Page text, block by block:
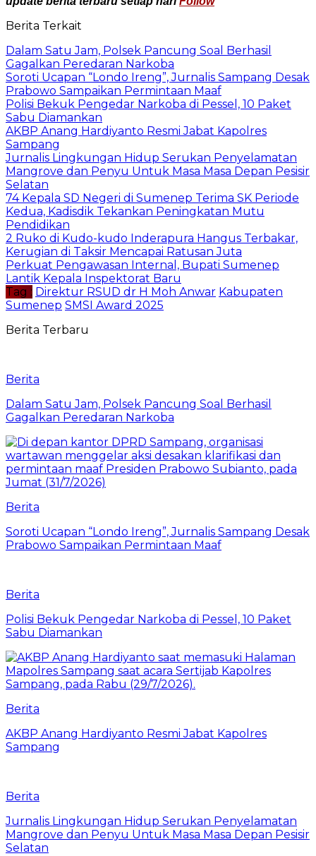
Berita Terkait
Dalam Satu Jam, Polsek Pancung Soal Berhasil
Gagalkan Peredaran Narkoba
Soroti Ucapan “Londo Ireng”, Jurnalis Sampang Desak
Prabowo Sampaikan Permintaan Maaf
Polisi Bekuk Pengedar Narkoba di Pessel, 10 Paket
Sabu Diamankan
AKBP Anang Hardiyanto Resmi Jabat Kapolres
Sampang
Jurnalis Lingkungan Hidup Serukan Penyelamatan
Mangrove dan Penyu Untuk Masa Masa Depan Pesisir
Selatan
74 Kepala SD Negeri di Sumenep Terima SK Periode
Kedua, Kadisdik Tekankan Peningkatan Mutu
Pendidikan
2 Ruko di Kudo-kudo Inderapura Hangus Terbakar,
Kerugian di Taksir Mencapai Ratusan Juta
Perkuat Pengawasan Internal, Bupati Sumenep
Lantik Kepala Inspektorat Baru
Tag : Direktur RSUD dr H Moh Anwar Kabupaten
Sumenep SMSI Award 2025
Berita Terbaru
Berita
Dalam Satu Jam, Polsek Pancung Soal Berhasil
Gagalkan Peredaran Narkoba
Berita
Soroti Ucapan “Londo Ireng”, Jurnalis Sampang Desak
Prabowo Sampaikan Permintaan Maaf
Berita
Polisi Bekuk Pengedar Narkoba di Pessel, 10 Paket
Sabu Diamankan
Berita
AKBP Anang Hardiyanto Resmi Jabat Kapolres
Sampang
Berita
Jurnalis Lingkungan Hidup Serukan Penyelamatan
Mangrove dan Penyu Untuk Masa Masa Depan Pesisir
Selatan